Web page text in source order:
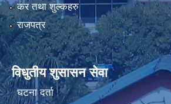
कर तथा शुल्कहरु
राजपत्र
विधुतीय शुसासन सेवा
घटना दर्ता